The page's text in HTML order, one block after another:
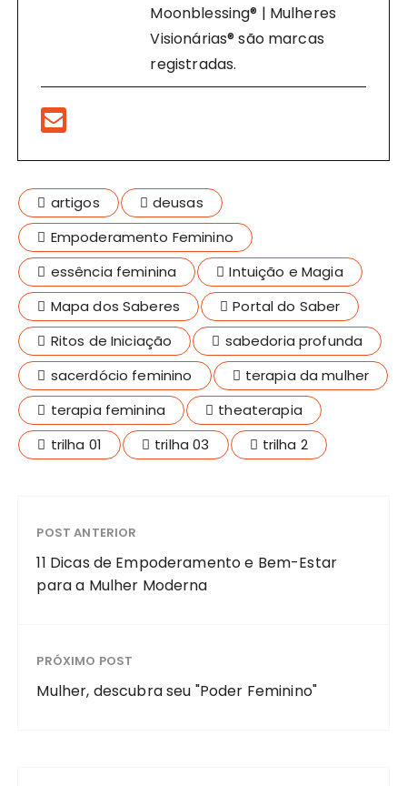
Moonblessing® | Mulheres
Visionárias® são marcas
registradas.
artigos
deusas
Empoderamento Feminino
essência feminina
Intuição e Magia
Mapa dos Saberes
Portal do Saber
Ritos de Iniciação
sabedoria profunda
sacerdócio feminino
terapia da mulher
terapia feminina
theaterapia
trilha 01
trilha 03 trilha 2
POST ANTERIOR
11 Dicas de Empoderamento e Bem-Estar
para a Mulher Moderna
PRÓXIMO POST
Mulher, descubra seu "Poder Feminino"